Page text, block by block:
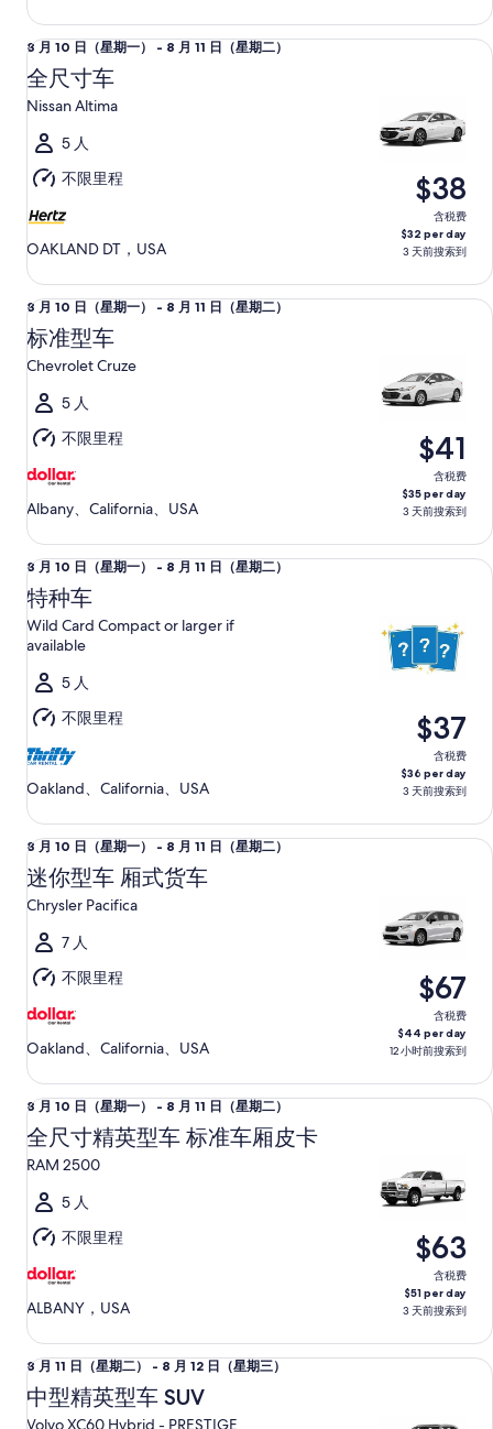
11
日
（星
期
8
月
10
（星
期
一）
至
8
11
日
（星
期
8 月 10 日（星期一） - 8 月 11 日（星期二）
全尺寸车
Nissan Altima
5 人
不限里程
OAKLAND DT，USA
$38
含税费
$32 per day
3 天前搜索到
全尺寸车 Nissan Altima
8
月
10
（星
期
一）
至
8
11
日
（星
期
二）
8 月 10 日（星期一） - 8 月 11 日（星期二）
标准型车
Chevrolet Cruze
5 人
不限里程
Albany、California、USA
$41
含税费
$35 per day
3 天前搜索到
标准型车 Chevrolet Cruze
8
月
10
日
期
一）
8
月
11
日
（星
期
二）
8 月 10 日（星期一） - 8 月 11 日（星期二）
特种车
Wild Card Compact or larger if
available
5 人
不限里程
Oakland、California、USA
$37
含税费
$36 per day
3 天前搜索到
特种车 Wild Card Compact or larger if available
8
月
10
（星
期
一）
至
8
11
日
（星
期
8 月 10 日（星期一） - 8 月 11 日（星期二）
迷你型车 厢式货车
Chrysler Pacifica
7 人
不限里程
Oakland、California、USA
$67
含税费
$44 per day
12 小时前搜索到
迷你型车 厢式货车 Chrysler Pacifica
8
月
10
（星
期
一）
至
8
11
日
（星
期
8 月 10 日（星期一） - 8 月 11 日（星期二）
全尺寸精英型车 标准车厢皮卡
RAM 2500
5 人
不限里程
ALBANY，USA
$63
含税费
$51 per day
3 天前搜索到
全尺寸精英型车 标准车厢皮卡 RAM 2500
8
月
11
8 月 11 日（星期二） - 8 月 12 日（星期三）
中型精英型车 SUV
Volvo XC60 Hybrid - PRESTIGE
中型精英型车 SUV Volvo XC60 Hybrid - PRESTIGE